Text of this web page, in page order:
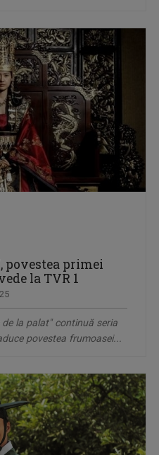
povestea primei
la TVR 1
de la palat" continuă seria
povestea frumoasei...